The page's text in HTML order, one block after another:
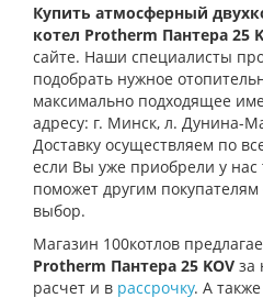
Купить атмосферный
котел Protherm Пантера 25
сайте. Наши специалисты
подобрать нужное
максимально подходящее
адресу: г. Минск, л. Дунина-
Доставку осуществляем по
если Вы уже приобрели у
поможет другим
выбор.
Магазин 100котлов
Protherm Пантера 25 KOV за
расчет и в рассрочку. А также